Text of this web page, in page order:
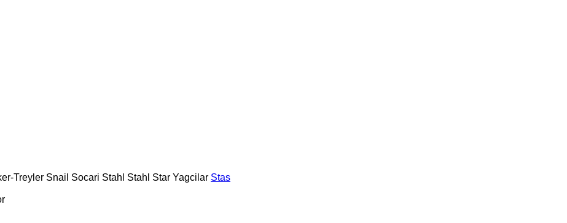
Treyler Snail Socari Stahl Stahl Star Yagcilar Stas